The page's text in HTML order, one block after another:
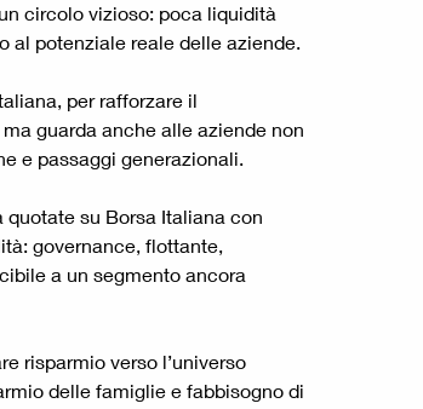
circolo vizioso: poca liquidità
al potenziale reale delle aziende.
per rafforzare il
guarda anche alle aziende non
e passaggi generazionali.
quotate su Borsa Italiana con
governance, flottante,
a un segmento ancora
risparmio verso l’universo
delle famiglie e fabbisogno di